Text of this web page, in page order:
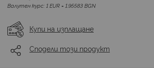
Валутен курс: 1 EUR = 1.95583 BGN
Купи на изплащане
Сподели този продукт